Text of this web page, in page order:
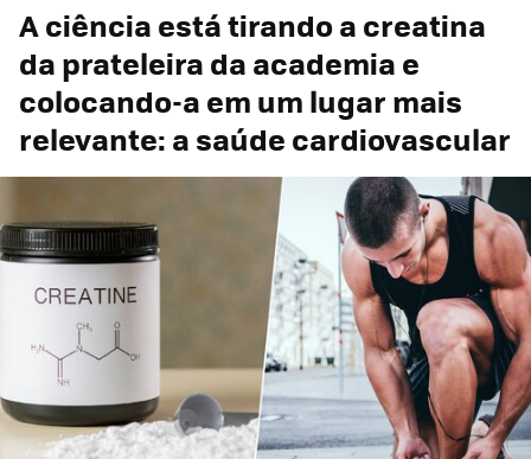
A ciência está tirando a creatina
da prateleira da academia e
colocando-a em um lugar mais
relevante: a saúde cardiovascular